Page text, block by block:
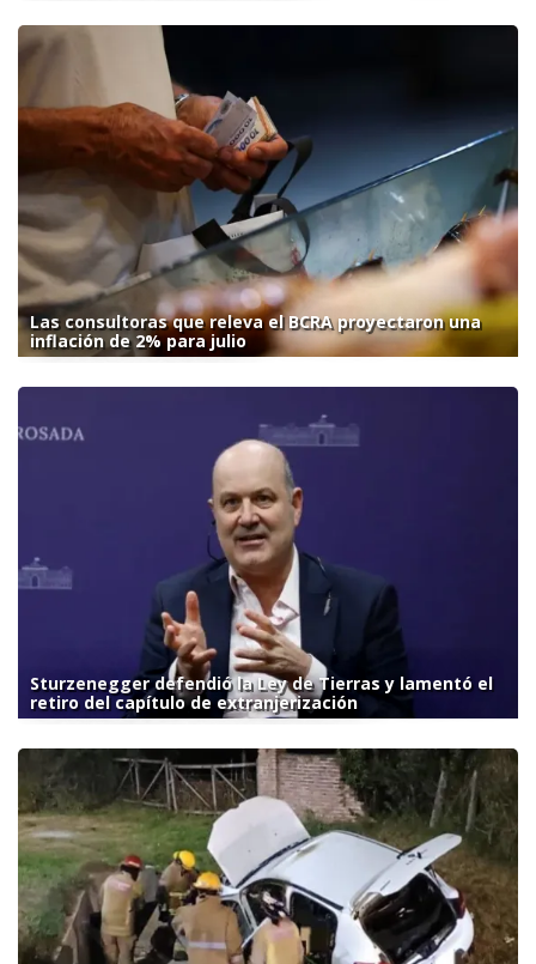
Las consultoras que releva el BCRA proyectaron una
inflación de 2% para julio
Sturzenegger defendió la Ley de Tierras y lamentó el
retiro del capítulo de extranjerización